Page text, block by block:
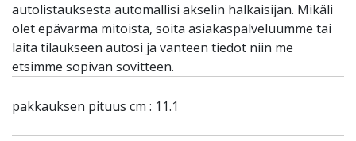
autolistauksesta automallisi akselin halkaisijan. Mikäli
olet epävarma mitoista, soita asiakaspalveluumme tai
laita tilaukseen autosi ja vanteen tiedot niin me
etsimme sopivan sovitteen.
pakkauksen pituus cm : 11.1